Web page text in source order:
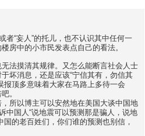
者“妄人”的托儿，也不认识其中任何一
房中的小市民发表点自己的看法。
法摸清其规律。又怎么能断言社会人士
坏消息，还是应该“宁信其有，勿信其
报顶多意味着大家在马路上多待一会
。
所以博主可以安然地在美国大谈中国地
中国人“说地震可以预测那是骗人，说地
的老百姓们，你们谁的预测也别信，